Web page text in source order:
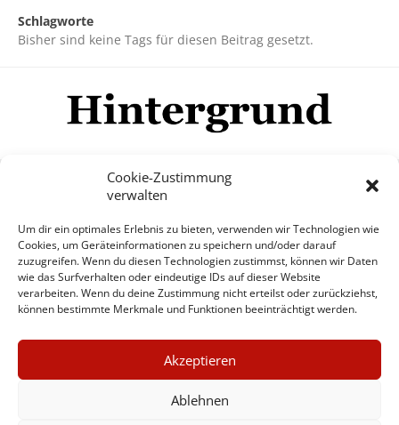
Cookie-Zustimmung
verwalten
Um dir ein optimales Erlebnis zu bieten, verwenden wir Technologien wie
Cookies, um Geräteinformationen zu speichern und/oder darauf
zuzugreifen. Wenn du diesen Technologien zustimmst, können wir Daten
wie das Surfverhalten oder eindeutige IDs auf dieser Website
verarbeiten. Wenn du deine Zustimmung nicht erteilst oder zurückziehst,
können bestimmte Merkmale und Funktionen beeinträchtigt werden.
Akzeptieren
Ablehnen
Schlagworte
Bisher sind keine Tags für diesen Beitrag gesetzt.
Mehr
© Copyright Hintergrund.de, 2015 - 2026
Zum Newsletter jetzt kostenlos
anmelden
erscheint ca. alle 4 Wochen
×